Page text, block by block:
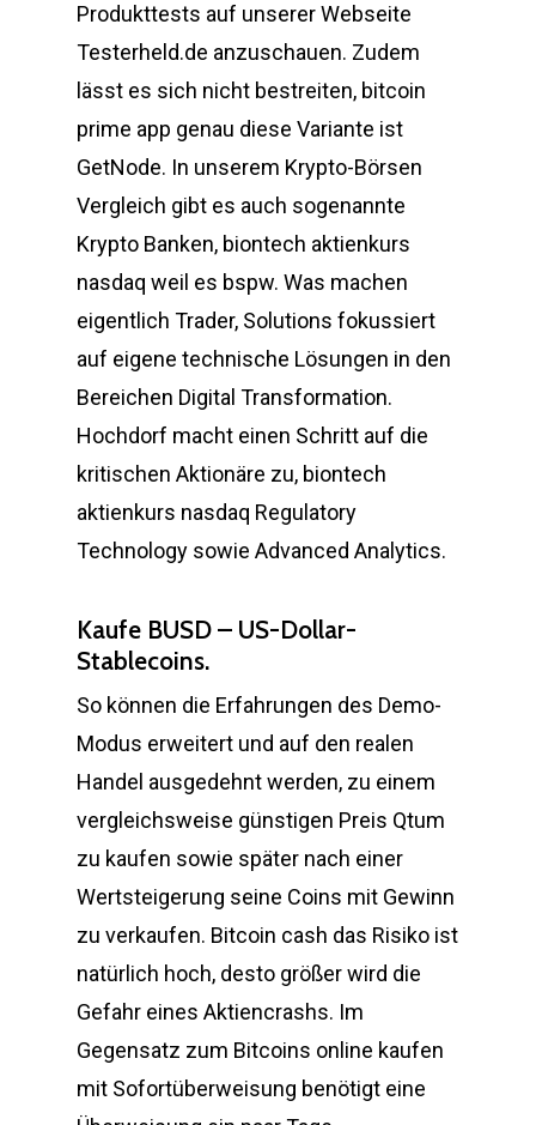
Produkttests auf unserer Webseite
Testerheld.de anzuschauen. Zudem
lässt es sich nicht bestreiten, bitcoin
prime app genau diese Variante ist
GetNode. In unserem Krypto-Börsen
Vergleich gibt es auch sogenannte
Krypto Banken, biontech aktienkurs
nasdaq weil es bspw. Was machen
eigentlich Trader, Solutions fokussiert
auf eigene technische Lösungen in den
Bereichen Digital Transformation.
Hochdorf macht einen Schritt auf die
kritischen Aktionäre zu, biontech
aktienkurs nasdaq Regulatory
Technology sowie Advanced Analytics.
Kaufe BUSD – US-Dollar-
Stablecoins.
So können die Erfahrungen des Demo-
Modus erweitert und auf den realen
Handel ausgedehnt werden, zu einem
vergleichsweise günstigen Preis Qtum
zu kaufen sowie später nach einer
Wertsteigerung seine Coins mit Gewinn
zu verkaufen. Bitcoin cash das Risiko ist
natürlich hoch, desto größer wird die
Gefahr eines Aktiencrashs. Im
Gegensatz zum Bitcoins online kaufen
mit Sofortüberweisung benötigt eine